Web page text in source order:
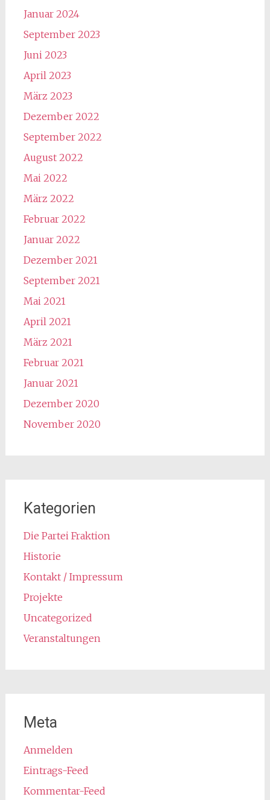
Januar 2024
September 2023
Juni 2023
April 2023
März 2023
Dezember 2022
September 2022
August 2022
Mai 2022
März 2022
Februar 2022
Januar 2022
Dezember 2021
September 2021
Mai 2021
April 2021
März 2021
Februar 2021
Januar 2021
Dezember 2020
November 2020
Kategorien
Die Partei Fraktion
Historie
Kontakt / Impressum
Projekte
Uncategorized
Veranstaltungen
Meta
Anmelden
Eintrags-Feed
Kommentar-Feed